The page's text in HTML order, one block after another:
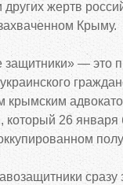
других жертв
Крыму.
защитники» — это
крымским
который 26 января
сразу